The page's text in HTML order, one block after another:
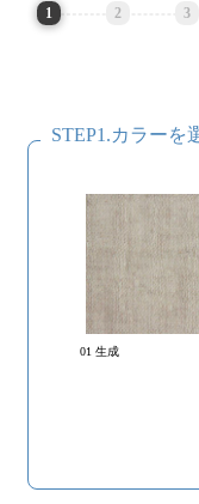
1 2 3
STEP1.カラーを
01 生成